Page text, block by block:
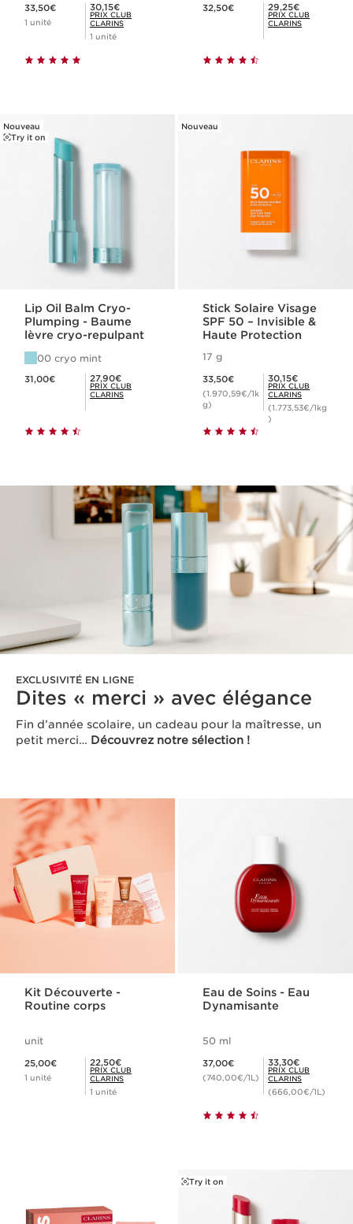
33,50€
1 unité
Prix Club Clarins 30,15€
30,15€
PRIX CLUB
CLARINS
1 unité
32,50€ Prix Club Clarins 29,25€
29,25€
PRIX CLUB
CLARINS
Nouveau
Try it on
Lip Oil Balm Cryo-
Plumping - Baume
lèvre cryo-repulpant
00 cryo mint
31,00€ Prix Club Clarins 27,90€
27,90€
PRIX CLUB
CLARINS
Nouveau
Stick Solaire Visage
SPF 50 – Invisible &
Haute Protection
17 g
33,50€
(1.970,59€/1k
g)
Prix Club Clarins 30,15€
30,15€
PRIX CLUB
CLARINS
(1.773,53€/1kg
)
EXCLUSIVITÉ EN LIGNE
Dites « merci » avec élégance
Fin d’année scolaire, un cadeau pour la maîtresse, un
petit merci… Découvrez notre sélection !
Kit Découverte -
Routine corps
unit
25,00€
1 unité
Prix Club Clarins 22,50€
22,50€
PRIX CLUB
CLARINS
1 unité
Eau de Soins - Eau
Dynamisante
50 ml
37,00€
(740,00€/1L)
Prix Club Clarins 33,30€
33,30€
PRIX CLUB
CLARINS
(666,00€/1L)
Try it on